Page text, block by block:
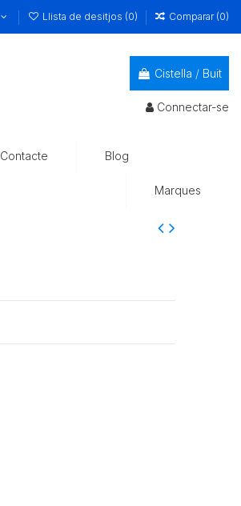
Llista de desitjos (0) Comparar (0)
Cistella / Buit
Connectar-se
Contacte Blog
Marques